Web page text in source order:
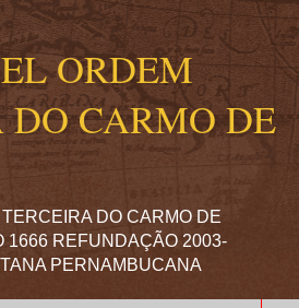
ORDEM
DO CARMO DE
DO CARMO DE
1666 REFUNDAÇÃO 2003-
PERNAMBUCANA